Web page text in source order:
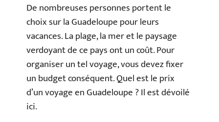
De nombreuses personnes portent le
choix sur la Guadeloupe pour leurs
vacances. La plage, la mer et le paysage
verdoyant de ce pays ont un coût. Pour
organiser un tel voyage, vous devez fixer
un budget conséquent. Quel est le prix
d’un voyage en Guadeloupe ? Il est dévoilé
ici.